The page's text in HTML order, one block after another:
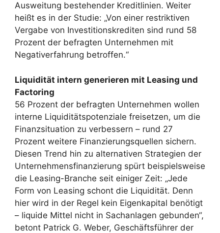
Ausweitung bestehender Kreditlinien. Weiter
heißt es in der Studie: „Von einer restriktiven
Vergabe von Investitionskrediten sind rund 58
Prozent der befragten Unternehmen mit
Negativerfahrung betroffen.“
Liquidität intern generieren mit Leasing und
Factoring
56 Prozent der befragten Unternehmen wollen
interne Liquiditätspotenziale freisetzen, um die
Finanzsituation zu verbessern – rund 27
Prozent weitere Finanzierungsquellen sichern.
Diesen Trend hin zu alternativen Strategien der
Unternehmensfinanzierung spürt beispielsweise
die Leasing-Branche seit einiger Zeit: „Jede
Form von Leasing schont die Liquidität. Denn
hier wird in der Regel kein Eigenkapital benötigt
– liquide Mittel nicht in Sachanlagen gebunden“,
betont Patrick G. Weber, Geschäftsführer der